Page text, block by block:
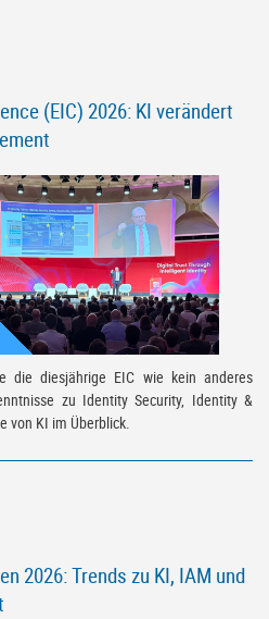
(EIC) 2026: KI verändert
die diesjährige EIC wie kein anderes
zu Identity Security, Identity &
von KI im Überblick.
2026: Trends zu KI, IAM und